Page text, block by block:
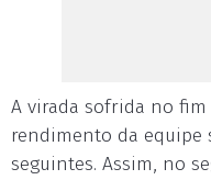
A virada sofrida no
rendimento da equipe
seguintes. Assim, no